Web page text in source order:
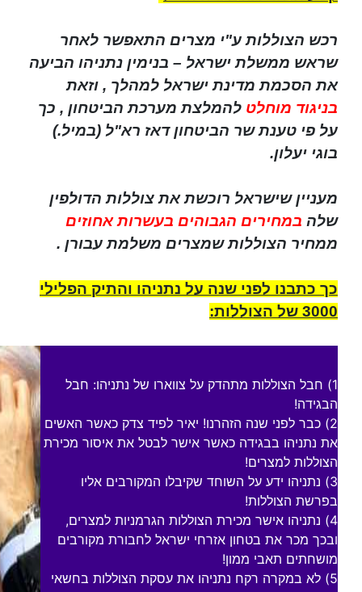
רכש הצוללות ע"י מצרים התאפשר לאחר
שראש ממשלת ישראל – בנימין נתניהו הביעה
את הסכמת מדינת ישראל למהלך , וזאת
בניגוד מוחלט להמלצת מערכת הביטחון , כך
על פי טענת שר הביטחון דאז רא"ל (במיל.)
בוגי יעלון.
מעניין שישראל רוכשת את צוללות הדולפין
שלה במחירים הגבוהים בעשרות אחוזים
ממחיר הצוללות שמצרים משלמת עבורן .
כך כתבנו לפני שנה על נתניהו והתיק הפלילי
3000 של הצוללות:
1) חבל הצוללות מתהדק על צווארו של נתניהו: חבל
הבגידה!
2) כבר לפני שנה הזהרנו! יאיר לפיד צדק כאשר האשים
את נתניהו בבגידה כאשר אישר לבטל את איסור מכירת
הצוללות למצרים!
3) נתניהו ידע על השוחד שקיבלו המקורבים אליו
בפרשת הצוללות!
4) נתניהו אישר מכירת הצוללות הגרמניות למצרים,
ובכך מכר את בטחון אזרחי ישראל לחבורת מקורבים
מושחתים תאבי ממון!
5) לא במקרה רקח נתניהו את עסקת הצוללות בחשאי